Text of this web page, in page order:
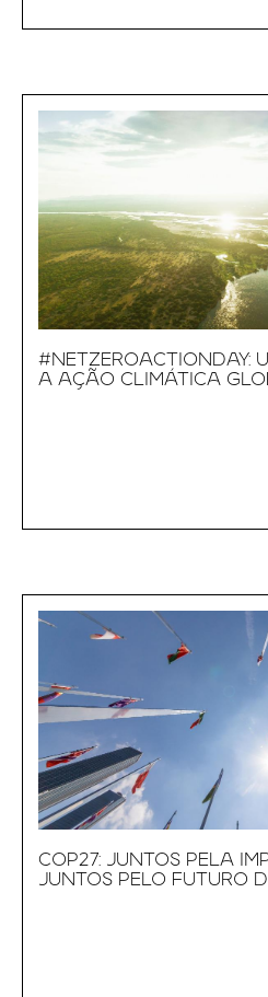
#NETZEROACTIONDAY:
A AÇÃO CLIMÁTICA
COP27: JUNTOS PELA
JUNTOS PELO FUTURO